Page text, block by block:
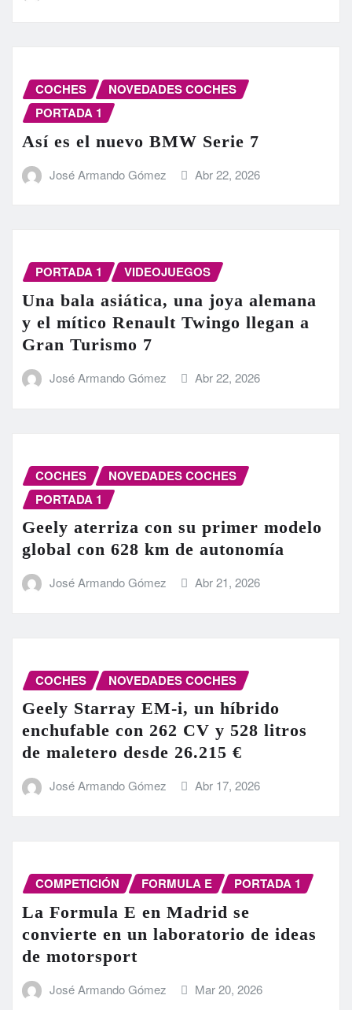
COCHES
NOVEDADES COCHES
PORTADA 1
Así es el nuevo BMW Serie 7
José Armando Gómez Abr 22, 2026
PORTADA 1 VIDEOJUEGOS
Una bala asiática, una joya alemana
y el mítico Renault Twingo llegan a
Gran Turismo 7
José Armando Gómez Abr 22, 2026
COCHES
NOVEDADES COCHES
PORTADA 1
Geely aterriza con su primer modelo
global con 628 km de autonomía
José Armando Gómez Abr 21, 2026
COCHES NOVEDADES COCHES
Geely Starray EM-i, un híbrido
enchufable con 262 CV y 528 litros
de maletero desde 26.215 €
José Armando Gómez Abr 17, 2026
COMPETICIÓN FORMULA E PORTADA 1
La Formula E en Madrid se
convierte en un laboratorio de ideas
de motorsport
José Armando Gómez Mar 20, 2026